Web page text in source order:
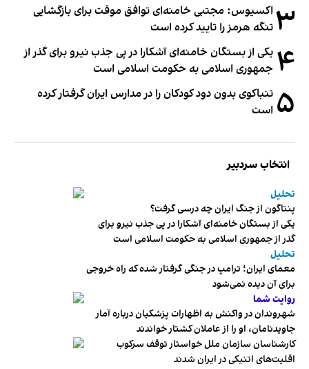
۳ اکسیوس: مجتبی خامنه‌ای توافق موقت برای بازگشایی
تنگه هرمز را تایید کرده است
۴ یکی از بستگان خامنه‌ای آشکارا در پی جذب نیرو برای گذر از
جمهوری اسلامی به حکومت اسلامی است
۵ تنباکوی بدون دود کودکان را در مدارس ایران گرفتار کرده
است
انتخاب سردبیر
تحلیل
پنتاگون از جنگ ایران چه درسی گرفت؟
یکی از بستگان خامنه‌ای آشکارا در پی جذب نیرو برای
گذر از جمهوری اسلامی به حکومت اسلامی است
تحلیل
معمای ایران؛ ترامپ در جنگی گرفتار شده که راه خروجی
برای آن دیده نمی‌شود
روایت شما
شهروندان در واکنش به اظهارات پزشکیان درباره آمار
جاویدنامان، او را از عاملان کشتار خواندند
کارشناسان سازمان ملل خواستار توقف سرکوب
اقلیت‌های اتنیکی در ایران شدند